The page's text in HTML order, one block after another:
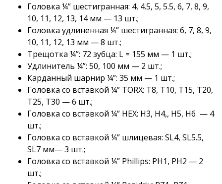
Головка ¼” шестигранная: 4, 4.5, 5, 5.5, 6, 7, 8, 9,
10, 11, 12, 13, 14 мм — 13 шт.;
Головка удлиненная ¼” шестигранная: 6, 7, 8, 9,
10, 11, 12, 13 мм — 8 шт.;
Трещотка ¼”: 72 зубца: L = 155 мм — 1 шт.;
Удлинитель ¼”: 50, 100 мм — 2 шт.;
Карданный шарнир ¼”: 35 мм — 1 шт.;
Головка со вставкой ¼” TORX: T8, T10, T15, T20,
T25, T30 — 6 шт.;
Головка со вставкой ¼” HEX: H3, H4,, H5, H6 — 4
шт.;
Головка со вставкой ¼” шлицевая: SL4, SL5.5,
SL7 мм— 3 шт.;
Головка со вставкой ¼” Phillips: PH1, PH2 — 2
шт.;